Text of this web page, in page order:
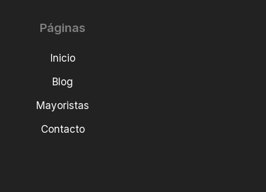
Páginas
Inicio
Blog
Mayoristas
Contacto